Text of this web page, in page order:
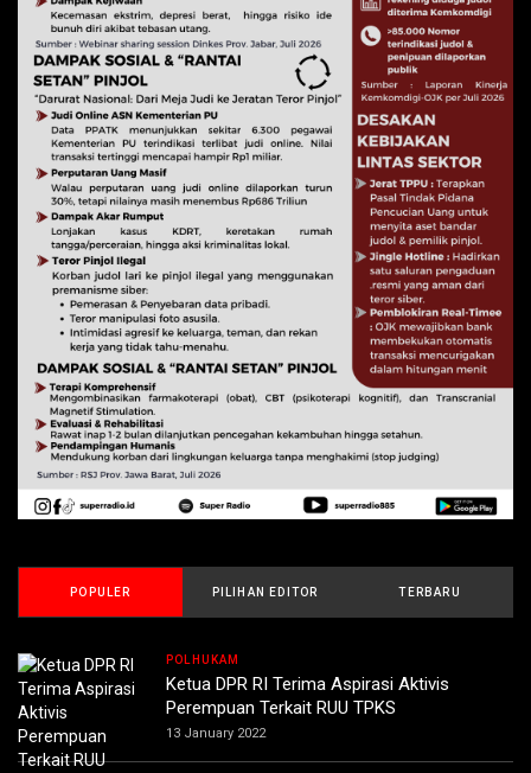
POPULER PILIHAN EDITOR TERBARU
POLHUKAM
Ketua DPR RI Terima Aspirasi Aktivis
Perempuan Terkait RUU TPKS
13 January 2022